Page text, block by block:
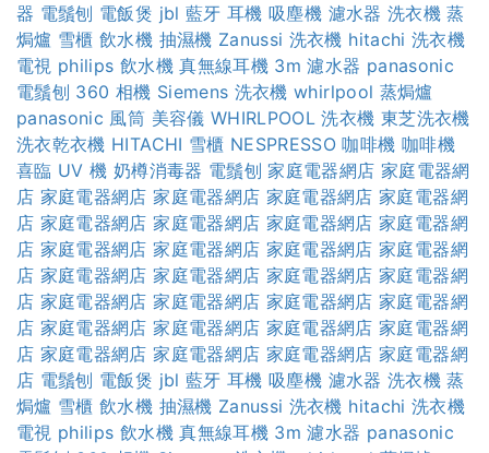
器 電鬚刨 電飯煲 jbl 藍牙 耳機 吸塵機 濾水器 洗衣機 蒸
焗爐 雪櫃 飲水機 抽濕機 Zanussi 洗衣機 hitachi 洗衣機
電視 philips 飲水機 真無線耳機 3m 濾水器 panasonic
電鬚刨 360 相機 Siemens 洗衣機 whirlpool 蒸焗爐
panasonic 風筒 美容儀 WHIRLPOOL 洗衣機 東芝洗衣機
洗衣乾衣機 HITACHI 雪櫃 NESPRESSO 咖啡機 咖啡機
喜臨 UV 機 奶樽消毒器 電鬚刨 家庭電器網店 家庭電器網
店 家庭電器網店 家庭電器網店 家庭電器網店 家庭電器網
店 家庭電器網店 家庭電器網店 家庭電器網店 家庭電器網
店 家庭電器網店 家庭電器網店 家庭電器網店 家庭電器網
店 家庭電器網店 家庭電器網店 家庭電器網店 家庭電器網
店 家庭電器網店 家庭電器網店 家庭電器網店 家庭電器網
店 家庭電器網店 家庭電器網店 家庭電器網店 家庭電器網
店 家庭電器網店 家庭電器網店 家庭電器網店 家庭電器網
店 電鬚刨 電飯煲 jbl 藍牙 耳機 吸塵機 濾水器 洗衣機 蒸
焗爐 雪櫃 飲水機 抽濕機 Zanussi 洗衣機 hitachi 洗衣機
電視 philips 飲水機 真無線耳機 3m 濾水器 panasonic